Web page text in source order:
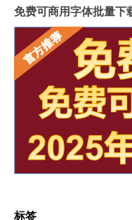
免费可商用字体批量下
标签